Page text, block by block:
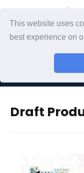
This website uses
best experience on
Draft